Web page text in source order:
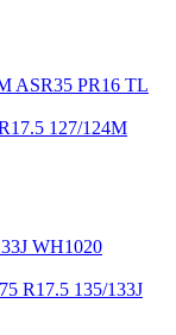
127/124M
R17.5 135/133J